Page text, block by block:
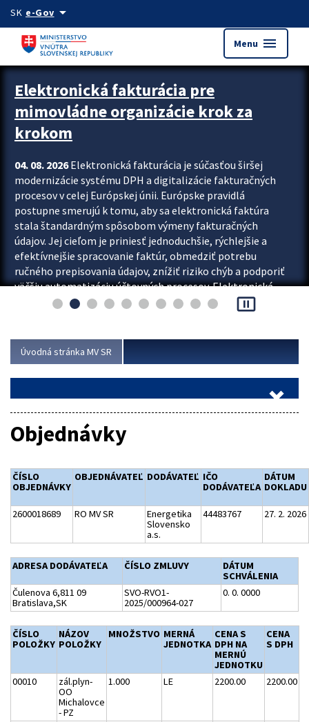
Preskocit na hlavný obsah
SK e-Govarrow_drop_down
Menu menu
Zastavit automatický posun upútavok
Elektronická fakturácia pre
mimovládne organizácie krok za
krokom
04. 08. 2026Elektronická fakturácia je súčasťou širšej
modernizácie systému DPH a digitalizácie fakturačných
procesov v celej Európskej únii. Európske pravidlá
postupne smerujú k tomu, aby sa elektronická faktúra
stala štandardným spôsobom výmeny fakturačných
údajov. Jej cieľom je priniesť jednoduchšie, rýchlejšie a
efektívnejšie spracovanie faktúr, obmedziť potrebu
ručného prepisovania údajov, znížiť riziko chýb a podporiť
väčšiu automatizáciu účtovných procesov. Elektronická
fakturácia preto nepredstavuje...
pause_presentation
Úvodná stránka MV SR
Objednávky
ČÍSLO
OBJEDNÁVKY
OBJEDNÁVATEĽ DODÁVATEĽ IČO
DODÁVATEĽA
DÁTUM
DOKLADU
2600018689 RO MV SR
Energetika
Slovensko
a.s.
44483767 27. 2. 2026
ADRESA DODÁVATEĽA ČÍSLO ZMLUVY
DÁTUM
SCHVÁLENIA
Čulenova 6,811 09
Bratislava,SK
SVO-RVO1-
2025/000964-027
0. 0. 0000
ČÍSLO
POLOŽKY
NÁZOV
POLOŽKY
MNOŽSTVO MERNÁ
JEDNOTKA
CENA S
DPH NA
MERNÚ
JEDNOTKU
CENA
S DPH
00010
zál.plyn-
OO
Michalovce
- PZ
1.000 LE 2200.00 2200.00